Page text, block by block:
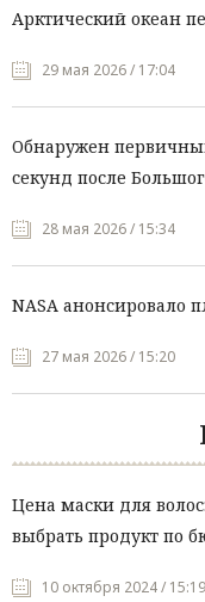
Арктический океан
29 мая 2026 / 17:04
Обнаружен
секунд после
28 мая 2026 / 15:34
NASA анонсировало
27 мая 2026 / 15:20
Цена маски для
выбрать продукт по
10 октября 2024 / 15:19